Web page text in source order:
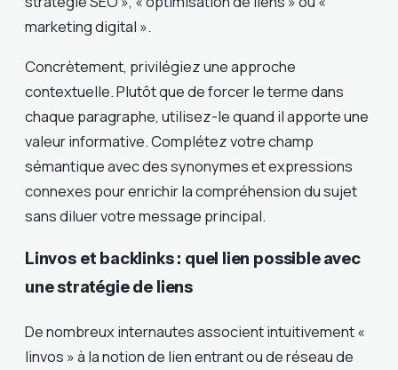
marketing digital ».
Concrètement, privilégiez une approche
contextuelle. Plutôt que de forcer le terme dans
chaque paragraphe, utilisez-le quand il apporte une
valeur informative. Complétez votre champ
sémantique avec des synonymes et expressions
connexes pour enrichir la compréhension du sujet
sans diluer votre message principal.
Linvos et backlinks : quel lien possible avec
une stratégie de liens
De nombreux internautes associent intuitivement «
linvos » à la notion de lien entrant ou de réseau de